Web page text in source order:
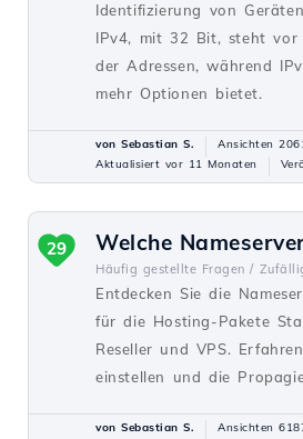
Identifizierung von
IPv4, mit 32 Bit, steht vor
der Adressen, während
mehr Optionen bietet.
von Sebastian S.
Ansichten
Aktualisiert vor 11 Monaten
Welche
Häufig gestellte Fragen /
Entdecken Sie die
für die Hosting-Pakete
Reseller und VPS.
einstellen und die
29
von Sebastian S.
Ansichten